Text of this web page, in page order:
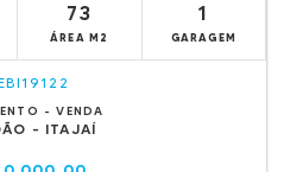
73
ÁREA M2
1
GARAGEM
- VENDA
- ITAJAÍ